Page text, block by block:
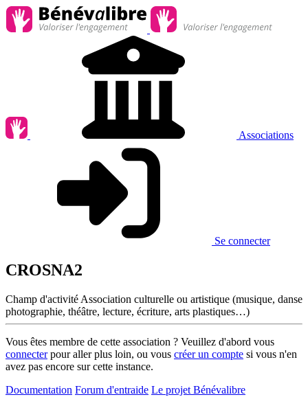
Associations
Se connecter
CROSNA2
Champ d'activité Association culturelle ou artistique (musique, danse
photographie, théâtre, lecture, écriture, arts plastiques…)
Vous êtes membre de cette association ? Veuillez d'abord vous
connecterpour aller plus loin, ou vous créer un compte si vous n'en
avez pas encore sur cette instance.
Documentation Forum d'entraide Le projet Bénévalibre